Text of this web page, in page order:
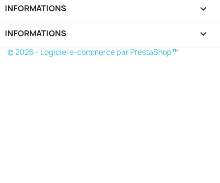
INFORMATIONS 
INFORMATIONS keyboard_arrow_down
© 2026 - Logiciel e-commerce par PrestaShop™